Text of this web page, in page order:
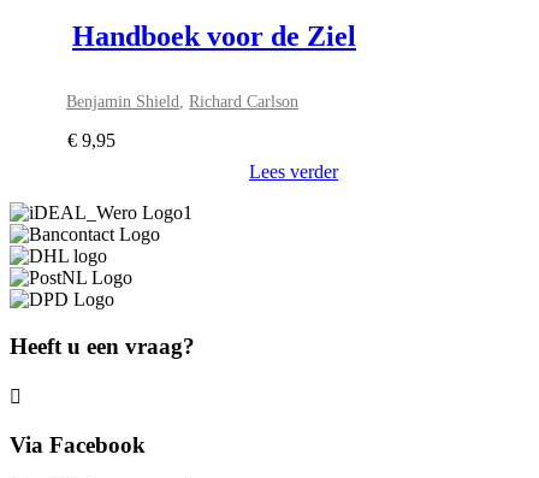
Handboek voor de Ziel
Benjamin Shield,Richard Carlson
€ 9,95
Lees verder
Heeft u een vraag?
Via Facebook